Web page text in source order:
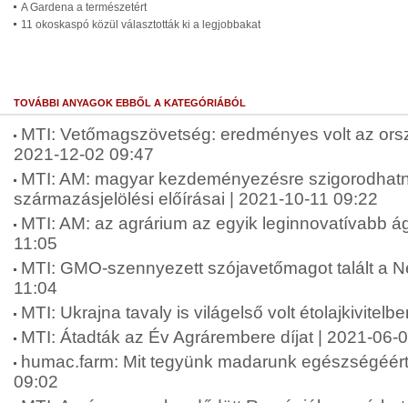
A Gardena a természetért
11 okoskaspó közül választották ki a legjobbakat
TOVÁBBI ANYAGOK EBBŐL A KATEGÓRIÁBÓL
MTI: Vetőmagszövetség: eredményes volt az
2021-12-02 09:47
MTI: AM: magyar kezdeményezésre
származásjelölési előírásai | 2021-10-11 09:22
MTI: AM: az agrárium az egyik leginnovatívabb
11:05
MTI: GMO-szennyezett szójavetőmagot talált a
11:04
MTI: Ukrajna tavaly is világelső volt
MTI: Átadták az Év Agrárembere díjat | 2021-06-
humac.farm: Mit tegyünk madarunk
09:02